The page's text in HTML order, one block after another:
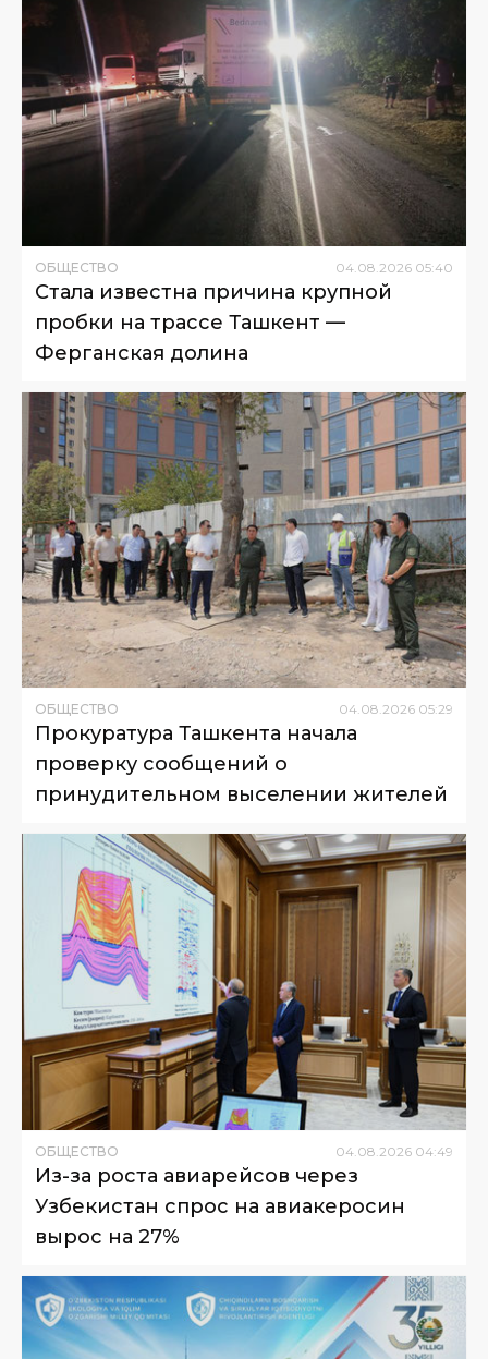
ОБЩЕСТВО 04 08 2026 05:40
Стала известна причина крупной
пробки на трассе Ташкент —
Ферганская долина
ОБЩЕСТВО 04 08 2026 05:29
Прокуратура Ташкента начала
проверку сообщений о
принудительном выселении жителей
ОБЩЕСТВО 04.08.2026 04:49
Из-за роста авиарейсов через
Узбекистан спрос на авиакеросин
вырос на 27%